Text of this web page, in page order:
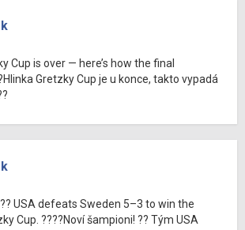
Cup is over — here’s how the final
Gretzky Cup je u konce, takto vypadá
USA defeats Sweden 5–3 to win the
Cup. ????Noví šampioni! ?? Tým USA